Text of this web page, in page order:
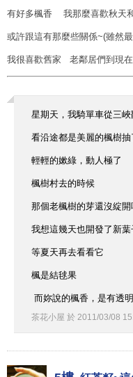
有好多楓香 我那麼喜歡秋天
或許跟這有那麼些關係~(雖然
我很喜歡舊家 老鄰居們到現
星期天，我騎單車從三
看沿途都是美麗的楓樹抽
輕輕的嫰綠，動人極了
楓樹村去的時候
那個老楓樹的芽還沒綻開
我想這幾天也開發了新葉
等夏天再去看看它
楓是結毬果
而妳說的楓香，是有透
茶花小屋 於 2011/03/08 15